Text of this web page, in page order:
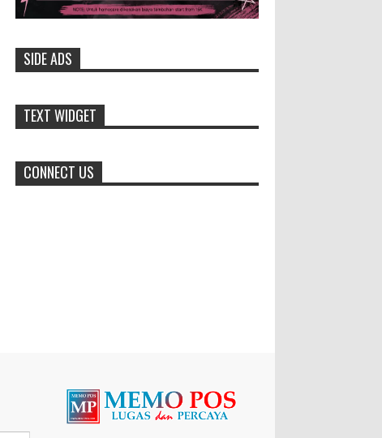
BLORA - Menteri Koordinator
bahwa Satuan Pelayanan Pemenuhan Gizi (SPPG)
pelaksana Program Makan ...
Dukung Pariwisata Polres
Magetan Turut Ambil Bagian Trail
Istimewa MEMOPOS.co.id,
Magetan -! Kapolres Magetan AKBP Dr. Raden
(28/7/2026). Di sela penyampaian pandangan
umum fraksi-fraks...
SIDE ADS
TEXT WIDGET
CONNECT US